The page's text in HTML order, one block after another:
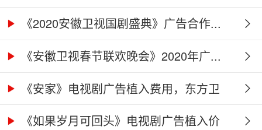
《2020安徽卫视国剧盛典》广告合作...
《安徽卫视春节联欢晚会》2020年广...
《安家》电视剧广告植入费用，东方卫
视...《如果岁月可回头》电视剧广告植入价